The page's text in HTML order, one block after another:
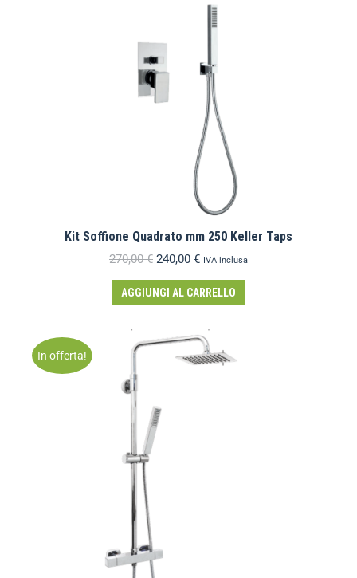
Kit Soffione Quadrato mm 250 Keller Taps
270,00€ 240,00 € IVA inclusa
AGGIUNGI AL CARRELLO
In offerta!